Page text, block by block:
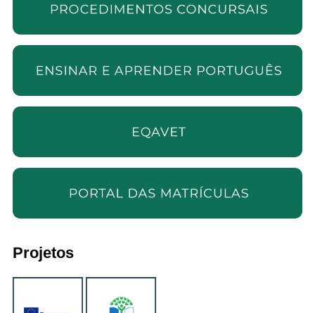
Projetos